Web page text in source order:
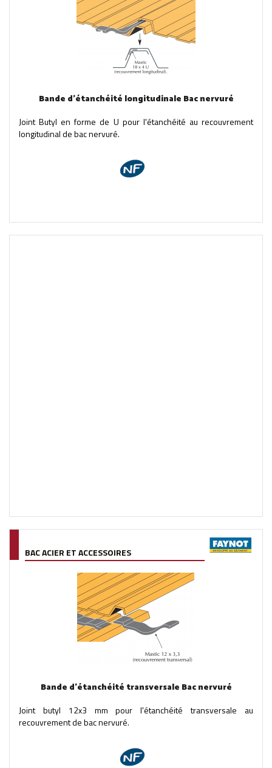
Bande d'étanchéité longitudinale Bac nervuré
Joint Butyl en forme de U pour l'étanchéité au recouvrement
longitudinal de bac nervuré.
BAC ACIER ET ACCESSOIRES
Bande d'étanchéité transversale Bac nervuré
Joint butyl 12x3 mm pour l'étanchéité transversale au
recouvrement de bac nervuré.